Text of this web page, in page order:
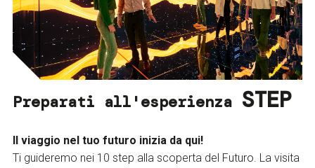
Preparati all'esperienza STEP
Il viaggio nel tuo futuro inizia da qui!
Ti guideremo nei 10 step alla scoperta del Futuro. La visita